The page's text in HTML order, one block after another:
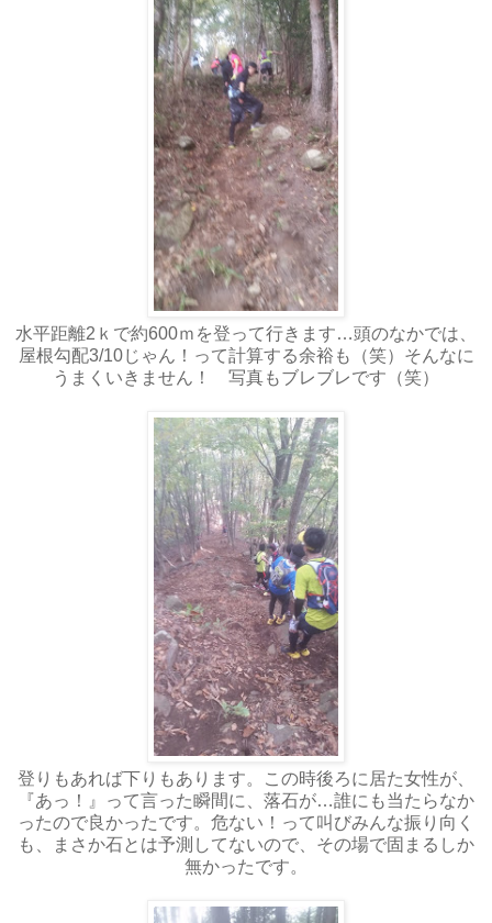
水平距離2ｋで約600ｍを登って行きます…頭のなかでは、
屋根勾配3/10じゃん！って計算する余裕も（笑）そんなに
うまくいきません！ 写真もブレブレです（笑）
登りもあれば下りもあります。この時後ろに居た女性が、
『あっ！』って言った瞬間に、落石が…誰にも当たらなか
ったので良かったです。危ない！って叫びみんな振り向く
も、まさか石とは予測してないので、その場で固まるしか
無かったです。